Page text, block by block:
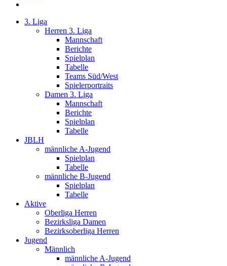
3. Liga
Herren 3. Liga
Mannschaft
Berichte
Spielplan
Tabelle
Teams Süd/West
Spielerportraits
Damen 3. Liga
Mannschaft
Berichte
Spielplan
Tabelle
JBLH
männliche A-Jugend
Spielplan
Tabelle
männliche B-Jugend
Spielplan
Tabelle
Aktive
Oberliga Herren
Bezirksliga Damen
Bezirksoberliga Herren
Jugend
Männlich
männliche A-Jugend